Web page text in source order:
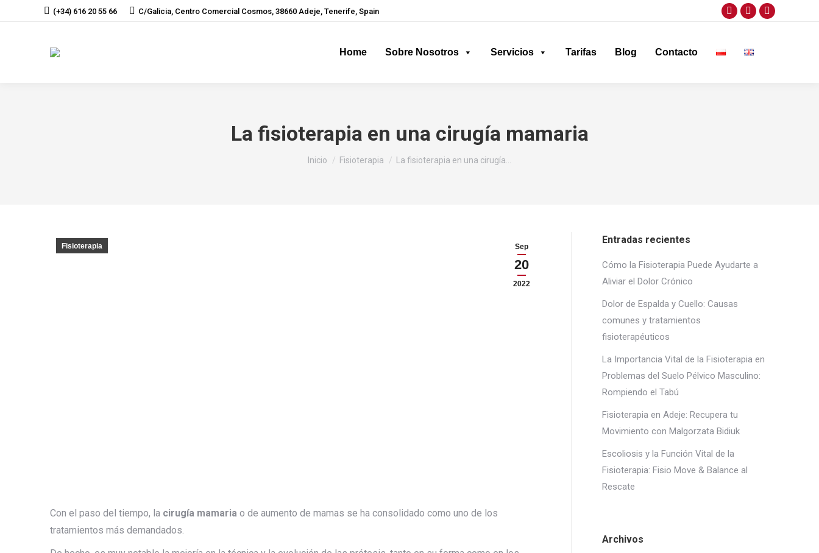
(+34) 616 20 55 66 C/Galicia, Centro Comercial Cosmos, 38660 Adeje, Tenerife, Spain
Facebook
opens
Twitter
opens
Instagram
Home Sobre Nosotros Servicios Tarifas Blog Contacto
La fisioterapia en una cirugía mamaria
Estás aquí:
Inicio Fisioterapia La fisioterapia en una cirugía…
Sep
20
2022
Fisioterapia
Con el paso del tiempo, la cirugía mamaria o de aumento de mamas se ha consolidado como uno de los
tratamientos más demandados.
Entradas recientes
Cómo la Fisioterapia Puede Ayudarte a
Aliviar el Dolor Crónico
Dolor de Espalda y Cuello: Causas
comunes y tratamientos
fisioterapéuticos
La Importancia Vital de la Fisioterapia en
Problemas del Suelo Pélvico Masculino:
Rompiendo el Tabú
Fisioterapia en Adeje: Recupera tu
Movimiento con Malgorzata Bidiuk
Escoliosis y la Función Vital de la
Fisioterapia: Fisio Move & Balance al
Rescate
Archivos